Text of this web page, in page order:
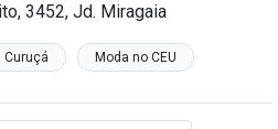
3452, Jd. Miragaia
Curuçá Moda no CEU